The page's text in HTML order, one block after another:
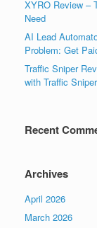
XYRO Review –
Need
AI Lead
Problem: Get
Traffic Sniper
with Traffic Sniper
Recent
Archives
April 2026
March 2026